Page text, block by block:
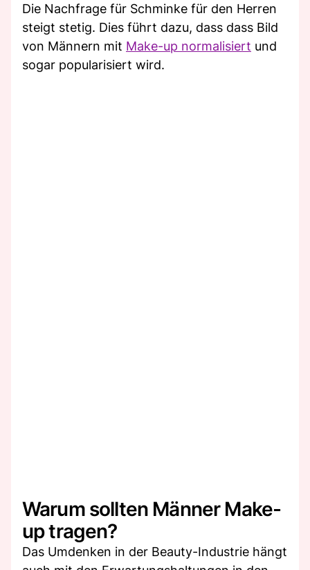
Die Nachfrage für Schminke für den Herren
steigt stetig. Dies führt dazu, dass dass Bild
von Männern mit Make-up normalisiert und
sogar popularisiert wird.
Warum sollten Männer Make-
up tragen?
Das Umdenken in der Beauty-Industrie hängt